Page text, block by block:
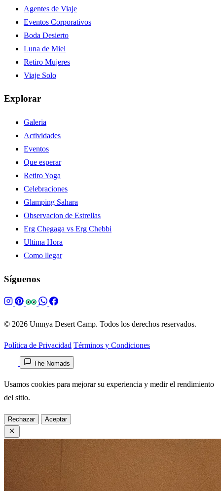
Agentes de Viaje
Eventos Corporativos
Boda Desierto
Luna de Miel
Retiro Mujeres
Viaje Solo
Explorar
Galeria
Actividades
Eventos
Que esperar
Retiro Yoga
Celebraciones
Glamping Sahara
Observacion de Estrellas
Erg Chegaga vs Erg Chebbi
Ultima Hora
Como llegar
Síguenos
© 2026 Umnya Desert Camp. Todos los derechos reservados.
Política de Privacidad Términos y Condiciones
The Nomads
Usamos cookies para mejorar su experiencia y medir el rendimiento
del sitio.
Rechazar Aceptar